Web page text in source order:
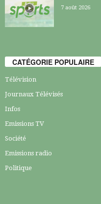
7 août 2026
CATÉGORIE POPULAIRE
Télévision
Journaux Télévisés
Infos
Emissions TV
Société
Emissions radio
Politique